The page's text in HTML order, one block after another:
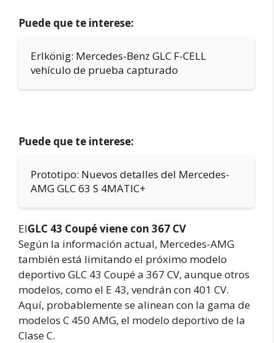
Puede que te interese:
Erlkönig: Mercedes-Benz GLC F-CELL
vehículo de prueba capturado
Puede que te interese:
Prototipo: Nuevos detalles del Mercedes-
AMG GLC 63 S 4MATIC+
ElGLC 43 Coupé viene con 367 CV
Según la información actual, Mercedes-AMG
también está limitando el próximo modelo
deportivo GLC 43 Coupé a 367 CV, aunque otros
modelos, como el E 43, vendrán con 401 CV.
Aquí, probablemente se alinean con la gama de
modelos C 450 AMG, el modelo deportivo de la
Clase C.